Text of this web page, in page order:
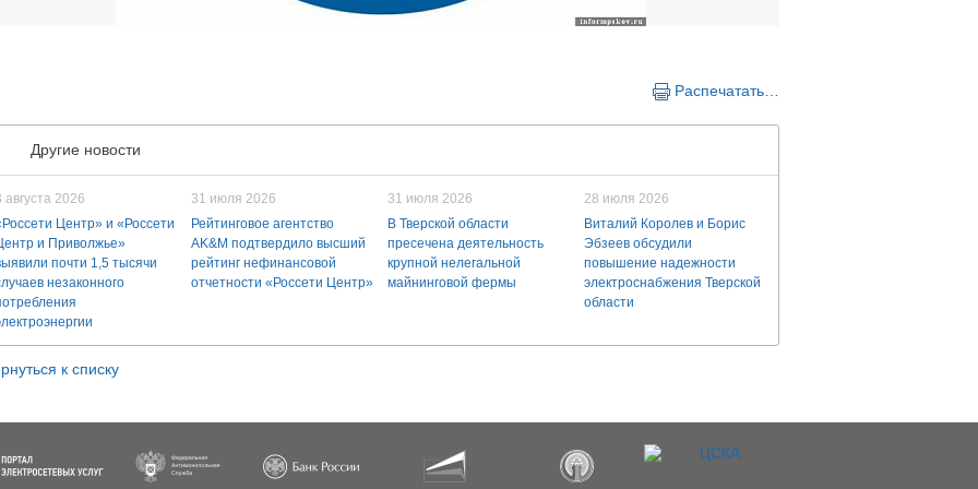
Распечатать…
Другие новости
августа 2026
Центр» и «Россети
и Приволжье»
почти 1,5 тысячи
незаконного
31 июля 2026
Рейтинговое агентство
AK&M подтвердило высший
рейтинг нефинансовой
отчетности «Россети Центр»
31 июля 2026
В Тверской области
пресечена деятельность
крупной нелегальной
майнинговой фермы
28 июля 2026
Виталий Королев и Борис
Эбзеев обсудили
повышение надежности
электроснабжения Тверской
области
к списку